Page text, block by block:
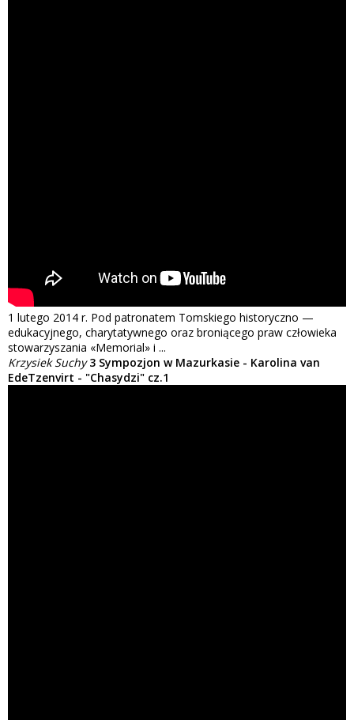
1 lutego 2014 r. Pod patronatem Tomskiego historyczno —
edukacyjnego, charytatywnego oraz broniącego praw człowieka
stowarzyszania «Memorial» i ...
Krzysiek Suchy 3 Sympozjon w Mazurkasie - Karolina van
EdeTzenvirt - "Chasydzi" cz.1